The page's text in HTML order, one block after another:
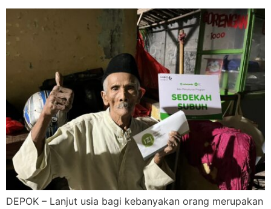
DEPOK – Lanjut usia bagi kebanyakan orang merupakan